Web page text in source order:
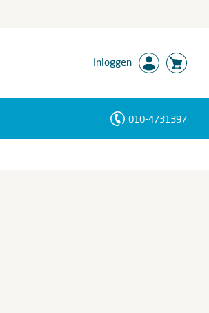
Inloggen
010-4731397